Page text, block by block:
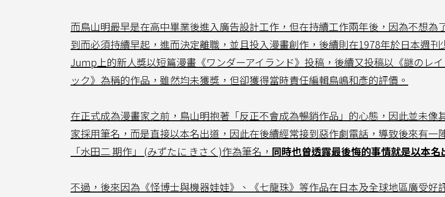
而鳥山明最早是在高中畢業後進入廣告設計工作，但在持續工作兩年後，因為不想為
到而必須持續早起，進而決定離職，並且投入漫畫創作，後續則在1978年於日本週刊
Jump上的新人獎以短篇漫畫《ワンダーアイランド》投稿，後續又投稿以《謎のレ
ック》為稱的作品，雖然均未獲獎，但卻獲得當時責任編輯鳥嶋和彥的評價。
在正式成為漫畫家之前，鳥山明抱著「反正不會成為暢銷作品」的心態，因此並未像
家採用筆名，而是直接以本名出道，因此在後續經常接到惡作劇電話，導致後來有一
「水田二 期作」 (みずたに きさく)作為筆名， 同時也曾透露最後悔的事情就是以本名
不過，後來因為《怪博士與機器娃娃》、《七龍珠》等作品在日本及全球地區廣受好